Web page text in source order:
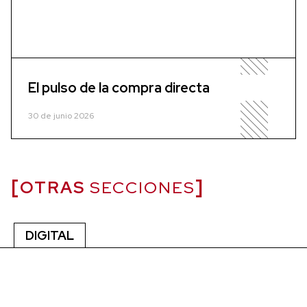
El pulso de la compra directa
30 de junio 2026
OTRAS SECCIONES
DIGITAL